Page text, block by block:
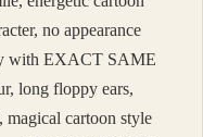
no appearance
with EXACT SAME
long floppy ears,
magical cartoon style